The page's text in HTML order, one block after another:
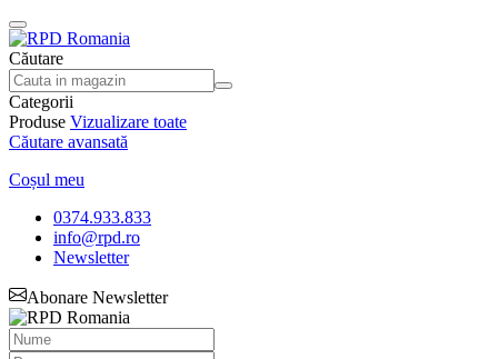
Căutare
Categorii
Produse Vizualizare toate
Căutare avansată
Coșul meu
0374.933.833
info@rpd.ro
Newsletter
Abonare Newsletter